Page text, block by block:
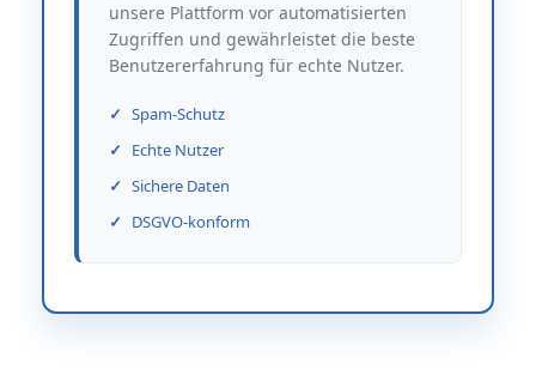
unsere Plattform vor automatisierten
Zugriffen und gewährleistet die beste
Benutzererfahrung für echte Nutzer.
Spam-Schutz
Echte Nutzer
Sichere Daten
DSGVO-konform